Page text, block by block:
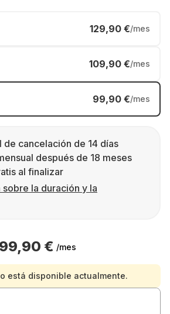
129,90 €/mes
109,90 €/mes
99,90 €/mes
de cancelación de 14 días
después de 18 meses
al finalizar
la duración y la
99,90 € /mes
está disponible actualmente.